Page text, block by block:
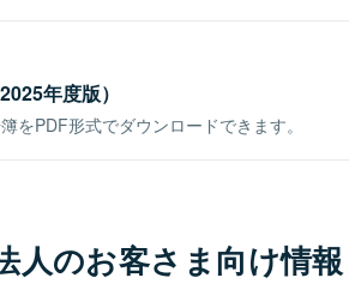
年度版）
をPDF形式でダウンロードできます。
人のお客さま向け情報